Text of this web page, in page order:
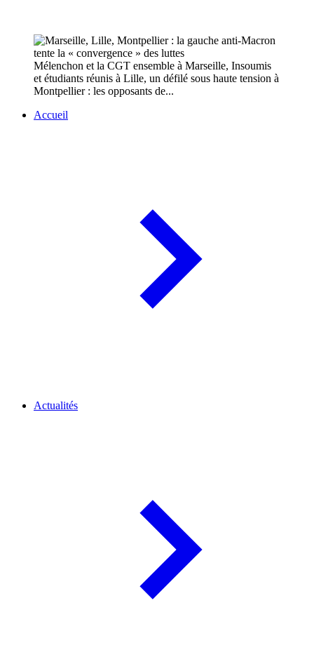
Mélenchon et la CGT ensemble à Marseille, Insoumis
et étudiants réunis à Lille, un défilé sous haute tension à
Montpellier : les opposants de...
Accueil
Actualités